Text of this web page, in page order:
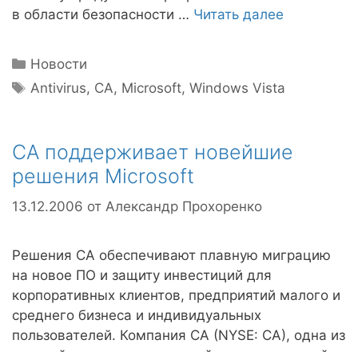
в области безопасности … Читать далее
Рубрики
Новости
Метки
Antivirus, CA, Microsoft,Windows Vista
CA поддерживает новейшие
решения Microsoft
13.12.2006 от Александр Прохоренко
Решения CA обеспечивают плавную миграцию
на новое ПО и защиту инвестиций для
корпоративных клиентов, предприятий малого и
среднего бизнеса и индивидуальных
пользователей. Компания CA (NYSE: CA), одна из